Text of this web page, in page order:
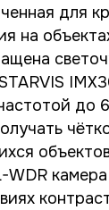
для
на
до
WDR